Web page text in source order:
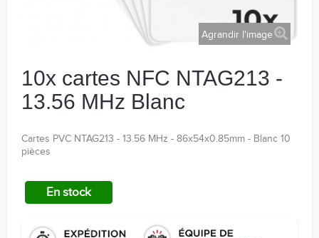
Agrandir l'image
10x cartes NFC NTAG213 -
13.56 MHz Blanc
Cartes PVC NTAG213 - 13.56 MHz - 86x54x0.85mm - Blanc 10
pièces
En stock